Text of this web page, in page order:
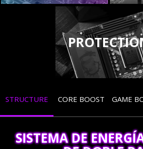
STRUCTURE CORE BOOST GAME
SISTEMA DE